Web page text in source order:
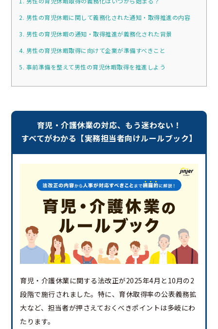
2. 男性の育児休暇に関して義務化された通知・取得推進の内容
3. 男性の育児休暇の通知・取得推進が義務化された背景
4. 男性の育児休暇取得に向けて企業が準備すべきこと
5. 事前準備を整えて男性の育児休暇取得を推進しよう
育児・介護休業の対応、もう迷わない！
すべてがわかる【実務担当者向けルールブック】
育児・介護休業に関する法改正が2025年4月と10月の2
段階で施行されました。特に、育休取得率の公表義務拡
大など、担当者が押さえておくべきポイントは多岐にわ
たります。